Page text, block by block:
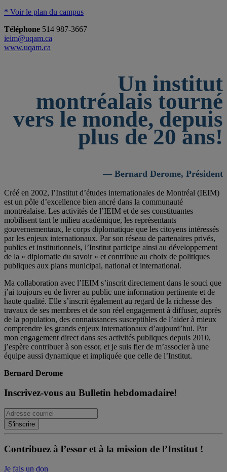
* Voir le plan du campus
Téléphone 514 987-3667
ieim@uqam.ca
www.uqam.ca
Un institut
montréalais tourné
vers le monde, depuis
plus de 20 ans!
— Bernard Derome, Président
Créé en 2002, l’Institut d’études internationales de Montréal (IEIM)
est un pôle d’excellence bien ancré dans la communauté
montréalaise. Les activités de l’IEIM et de ses constituantes
mobilisent tant le milieu académique, les représentants
gouvernementaux, le corps diplomatique que les citoyens intéressés
par les enjeux internationaux. Par son réseau de partenaires privés,
publics et institutionnels, l’Institut participe ainsi au développement
de la « diplomatie du savoir » et contribue au choix de politiques
publiques aux plans municipal, national et international.
Ma collaboration avec l’IEIM s’inscrit directement dans le souci que
j’ai toujours eu de livrer au public une information pertinente et de
haute qualité. Elle s’inscrit également au regard de la richesse des
travaux de ses membres et de son réel engagement à diffuser, auprès
de la population, des connaissances susceptibles de l’aider à mieux
comprendre les grands enjeux internationaux d’aujourd’hui. Par
mon engagement direct dans ses activités publiques depuis 2010,
j’espère contribuer à son essor, et je suis fier de m’associer à une
équipe aussi dynamique et impliquée que celle de l’Institut.
Bernard Derome
Inscrivez-vous au Bulletin hebdomadaire!
Contribuez à l’essor et à la mission de l’Institut !
Je fais un don